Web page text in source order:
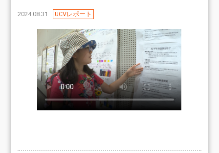
2024.08.31 UCVレポート